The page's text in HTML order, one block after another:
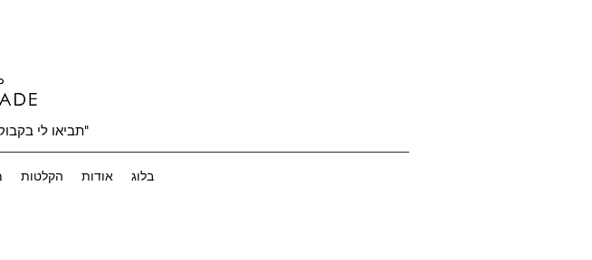
"תביאו לי בקבוק ספרייט ומספריים"
הקלטות אודות בלוג